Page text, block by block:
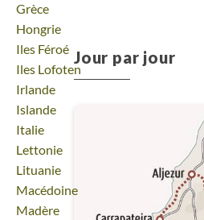
Voyage
Grèce
Voyage
Hongrie
Voyage
Iles Féroé
Voyage
Iles Lofoten
Voyage
Irlande
Voyage
Islande
Voyage
Italie
Voyage
Lettonie
Voyage
Lituanie
Voyage
Macédoine
Voyage
Madère
Jour par jour